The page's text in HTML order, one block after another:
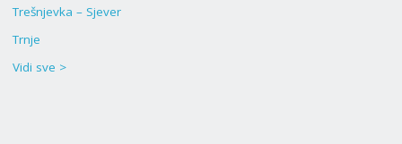
Trešnjevka – Sjever
Trnje
Vidi sve >